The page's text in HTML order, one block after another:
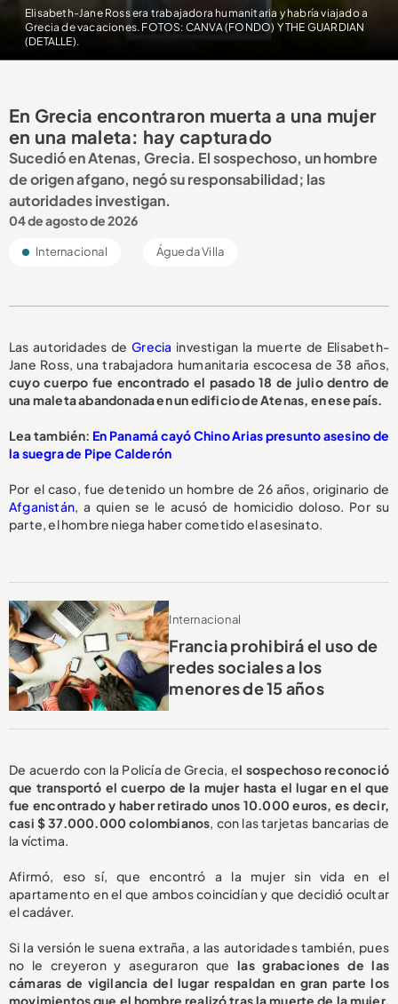
Elisabeth-Jane Ross era trabajadora humanitaria y habría viajado a
Grecia de vacaciones. FOTOS: CANVA (FONDO) Y THE GUARDIAN
(DETALLE).
En Grecia encontraron muerta a una mujer
en una maleta: hay capturado
Sucedió en Atenas, Grecia. El sospechoso, un hombre
de origen afgano, negó su responsabilidad; las
autoridades investigan.
04 de agosto de 2026
Internacional Águeda Villa
Las autoridades deGrecia investigan la muerte de Elisabeth-
Jane Ross, una trabajadora humanitaria escocesa de 38 años,
cuyo cuerpo fue encontrado el pasado 18 de julio dentro de
una maleta abandonada en un edificio de Atenas, en ese país.
Lea también: En Panamá cayó Chino Arias presunto asesino de
la suegra de Pipe Calderón
Por el caso, fue detenido un hombre de 26 años, originario de
Afganistán, a quien se le acusó de homicidio doloso. Por su
parte, el hombre niega haber cometido el asesinato.
Internacional
Francia prohibirá el uso de
redes sociales a los
menores de 15 años
De acuerdo con la Policía de Grecia, el sospechoso reconoció
que transportó el cuerpo de la mujer hasta el lugar en el que
fue encontrado y haber retirado unos 10.000 euros, es decir,
casi $ 37.000.000 colombianos, con las tarjetas bancarias de
la víctima.
Afirmó, eso sí, que encontró a la mujer sin vida en el
apartamento en el que ambos coincidían y que decidió ocultar
el cadáver.
Si la versión le suena extraña, a las autoridades también, pues
no le creyeron y aseguraron quelas grabaciones de las
cámaras de vigilancia del lugar respaldan en gran parte los
movimientos que el hombre realizó tras la muerte de la mujer,